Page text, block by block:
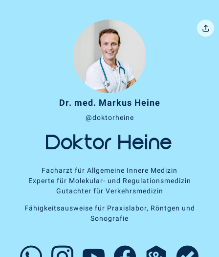
Dr. med. Markus Heine
@doktorheine
Doktor Heine
Facharzt für Allgemeine Innere Medizin
Experte für Molekular- und Regulationsmedizin
Gutachter für Verkehrsmedizin
Fähigkeitsausweise für Praxislabor, Röntgen und
Sonografie